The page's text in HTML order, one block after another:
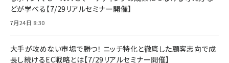
どが学べる【7/29リアルセミナー開催】
7月24日 8:30
大手が攻めない市場で勝つ！ ニッチ特化と徹底した顧客志向で成
長し続けるEC戦略とは【7/29リアルセミナー開催】